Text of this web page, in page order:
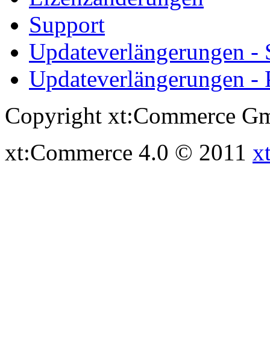
Support
Updateverlängerungen -
Updateverlängerungen -
Copyright xt:Commerce
xt:Commerce 4.0 © 2011